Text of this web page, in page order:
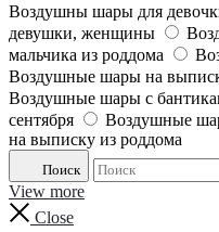
Воздушны шары для
девушки, женщины
мальчика из роддома
Воздушные шары на
Воздушные шары с
сентября
Воздушные
на выписку из роддома
Поиск
View more
Close